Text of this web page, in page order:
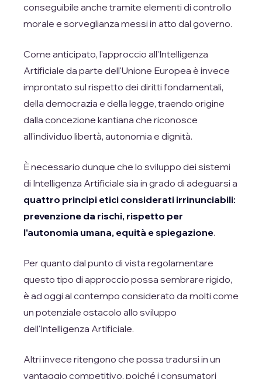
conseguibile anche tramite elementi di controllo
morale e sorveglianza messi in atto dal governo.
Come anticipato, l'approccio all'Intelligenza
Artificiale da parte dell'Unione Europea è invece
improntato sul rispetto dei diritti fondamentali,
della democrazia e della legge, traendo origine
dalla concezione kantiana che riconosce
all'individuo libertà, autonomia e dignità.
È necessario dunque che lo sviluppo dei sistemi
di Intelligenza Artificiale sia in grado di adeguarsi a
quattro principi etici considerati irrinunciabili:
prevenzione da rischi, rispetto per
l'autonomia umana, equità e spiegazione.
Per quanto dal punto di vista regolamentare
questo tipo di approccio possa sembrare rigido,
è ad oggi al contempo considerato da molti come
un potenziale ostacolo allo sviluppo
dell'Intelligenza Artificiale.
Altri invece ritengono che possa tradursi in un
vantaggio competitivo, poiché i consumatori